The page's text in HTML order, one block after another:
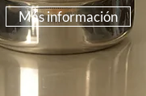
Más información